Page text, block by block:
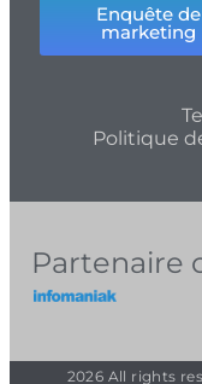
Enquête de
marketing
Politique
Partenaire
2026 All rights